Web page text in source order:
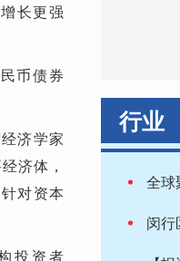
长更强
币债券
济学家
济体，
对资本
投资者
行业
全球聚焦：柴油
闵行区副